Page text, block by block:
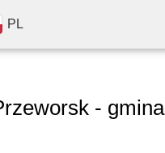
PL
- gmina